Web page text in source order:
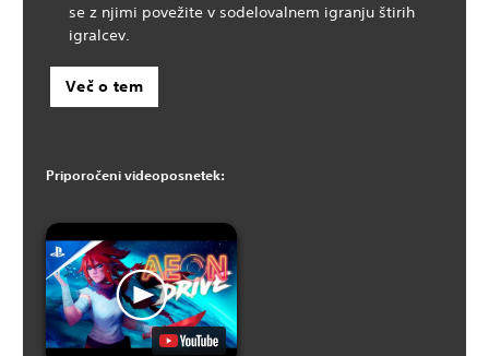
se z njimi povežite v sodelovalnem igranju štirih
igralcev.
Več o tem
Priporočeni videoposnetek: